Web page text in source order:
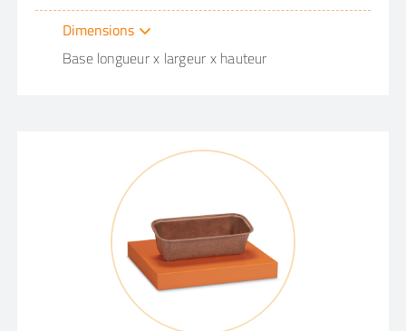
Dimensions
Base longueur x largeur x hauteur